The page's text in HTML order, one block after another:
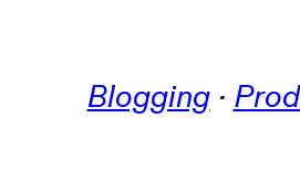
Blogging ·